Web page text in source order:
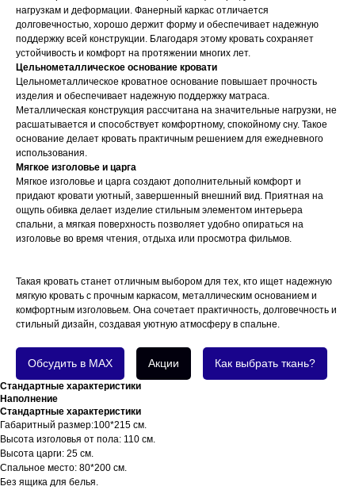
нагрузкам и деформации. Фанерный каркас отличается
долговечностью, хорошо держит форму и обеспечивает надежную
поддержку всей конструкции. Благодаря этому кровать сохраняет
устойчивость и комфорт на протяжении многих лет.
Цельнометаллическое основание кровати
Цельнометаллическое кроватное основание повышает прочность
изделия и обеспечивает надежную поддержку матраса.
Металлическая конструкция рассчитана на значительные нагрузки, не
расшатывается и способствует комфортному, спокойному сну. Такое
основание делает кровать практичным решением для ежедневного
использования.
Мягкое изголовье и царга
Мягкое изголовье и царга создают дополнительный комфорт и
придают кровати уютный, завершенный внешний вид. Приятная на
ощупь обивка делает изделие стильным элементом интерьера
спальни, а мягкая поверхность позволяет удобно опираться на
изголовье во время чтения, отдыха или просмотра фильмов.
Такая кровать станет отличным выбором для тех, кто ищет надежную
мягкую кровать с прочным каркасом, металлическим основанием и
комфортным изголовьем. Она сочетает практичность, долговечность и
стильный дизайн, создавая уютную атмосферу в спальне.
Обсудить в MAX Акции Как выбрать ткань?
Стандартные характеристики
Наполнение
Стандартные характеристики
Габаритный размер:100*215 см.
Высота изголовья от пола: 110 см.
Высота царги: 25 см.
Спальное место: 80*200 см.
Без ящика для белья.